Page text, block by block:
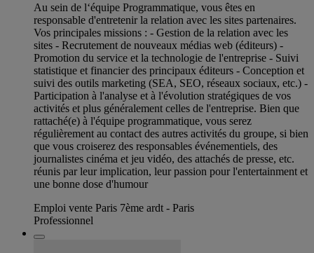
Au sein de l‘équipe Programmatique, vous êtes en
responsable d'entretenir la relation avec les sites partenaires.
Vos principales missions : - Gestion de la relation avec les
sites - Recrutement de nouveaux médias web (éditeurs) -
Promotion du service et la technologie de l'entreprise - Suivi
statistique et financier des principaux éditeurs - Conception et
suivi des outils marketing (SEA, SEO, réseaux sociaux, etc.) -
Participation à l'analyse et à l'évolution stratégiques de vos
activités et plus généralement celles de l'entreprise. Bien que
rattaché(e) à l'équipe programmatique, vous serez
régulièrement au contact des autres activités du groupe, si bien
que vous croiserez des responsables événementiels, des
journalistes cinéma et jeu vidéo, des attachés de presse, etc.
réunis par leur implication, leur passion pour l'entertainment et
une bonne dose d'humour
Emploi vente Paris 7ème ardt - Paris
Professionnel